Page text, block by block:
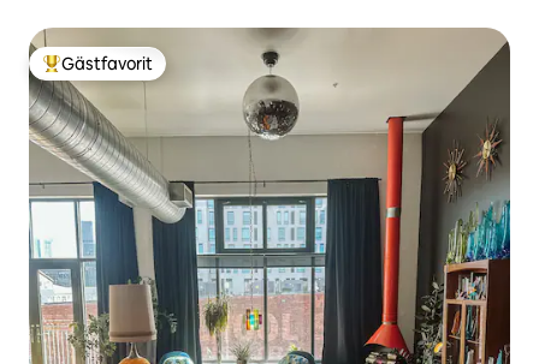
Populär gästfavorit
Gästfavorit